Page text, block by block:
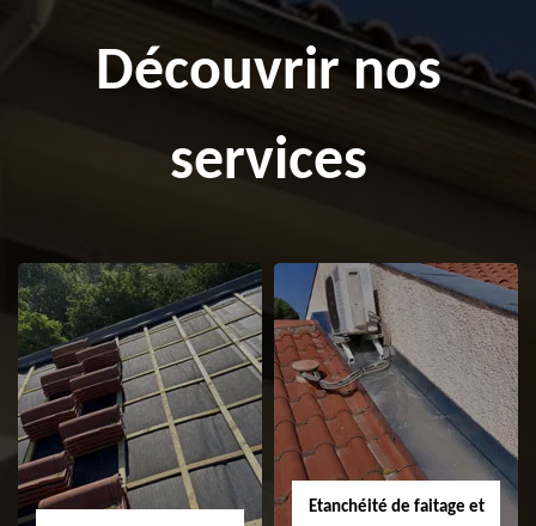
Découvrir nos
services
Etanchéité de faitage et